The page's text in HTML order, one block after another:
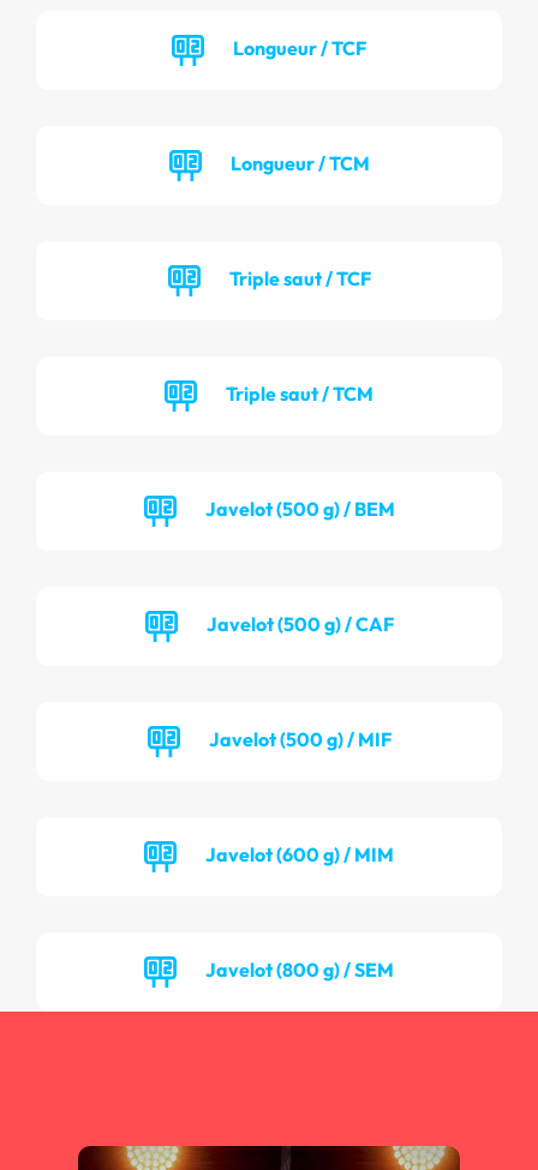
Longueur / TCF
Longueur / TCM
Triple saut / TCF
Triple saut / TCM
Javelot (500 g) / BEM
Javelot (500 g) / CAF
Javelot (500 g) / MIF
Javelot (600 g) / MIM
Javelot (800 g) / SEM